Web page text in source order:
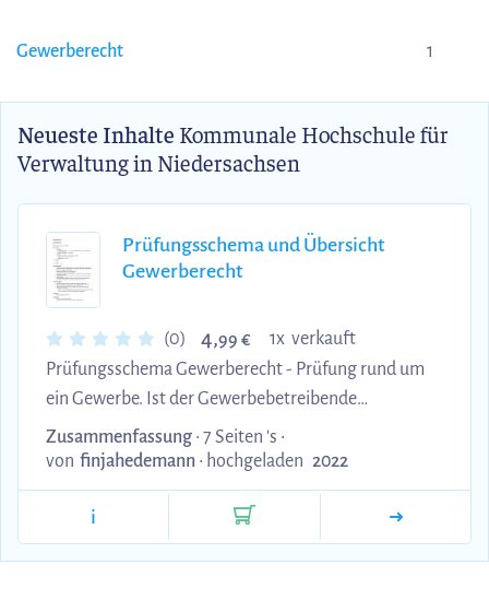
Gewerberecht 1
Neueste Inhalte Kommunale Hochschule für
Verwaltung in Niedersachsen
Prüfungsschema und Übersicht
Gewerberecht
(0) 4,99 €
1x verkauft
Prüfungsschema Gewerberecht - Prüfung rund um
ein Gewerbe. Ist der Gewerbebetreibende
zuverlässig? Was sind Tatsachen? Was für
gewerbliche Eingriffsgrundlagen gibt es? Spezielle
Gewerbeformen.
Zusammenfassung • 7 Seiten 's •
von finjahedemann • hochgeladen 2022
i